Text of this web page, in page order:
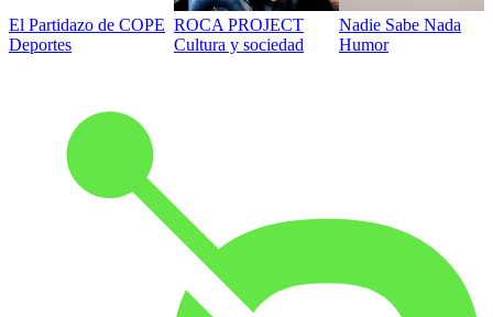
El Partidazo de COPE
Deportes
ROCA PROJECT
Cultura y sociedad
Nadie Sabe Nada
Humor